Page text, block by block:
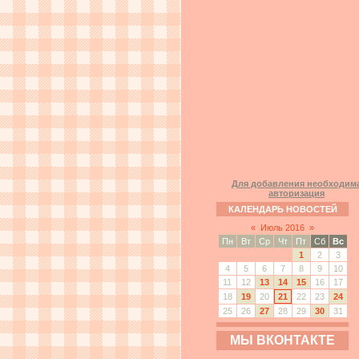
Для добавления
авторизация
КАЛЕНДАРЬ НОВОСТЕЙ
«
Июль 2016 »
Пн
Вт Ср Чт Пт Сб
Вс
1
2
3
4
5 6 7 8 9
10
11
12 13 14 15 16
17
18
19 20 21 22 23
24
25
26 27 28 29 30 31
МЫ ВКОНТАКТЕ